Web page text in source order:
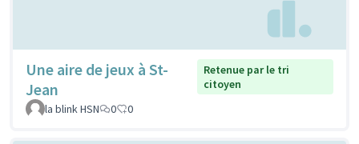
Une aire de jeux à St-
Jean
Retenue par le tri
citoyen
la blink HSN
0 0